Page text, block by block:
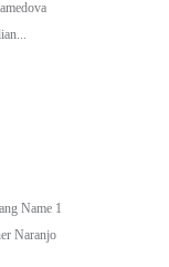
Name 1
Naranjo